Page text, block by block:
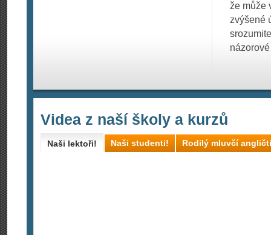
že může
zvýšené
Videa z naší školy a kurzů
Naši lektoři! Naši studenti! Rodilý mluvčí